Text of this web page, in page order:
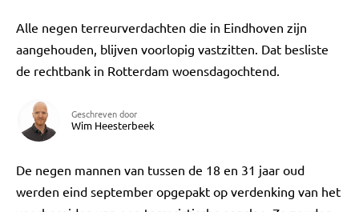
Alle negen terreurverdachten die in Eindhoven zijn
aangehouden, blijven voorlopig vastzitten. Dat besliste
de rechtbank in Rotterdam woensdagochtend.
Geschreven door
Wim Heesterbeek
De negen mannen van tussen de 18 en 31 jaar oud
werden eind september opgepakt op verdenking van het